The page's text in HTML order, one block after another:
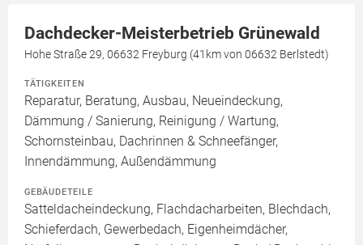
Dachdecker-Meisterbetrieb Grünewald
Hohe Straße 29, 06632 Freyburg (41km von 06632 Berlstedt)
TÄTIGKEITEN
Reparatur, Beratung, Ausbau, Neueindeckung,
Dämmung / Sanierung, Reinigung / Wartung,
Schornsteinbau, Dachrinnen & Schneefänger,
Innendämmung, Außendämmung
GEBÄUDETEILE
Satteldacheindeckung, Flachdacharbeiten, Blechdach,
Schieferdach, Gewerbedach, Eigenheimdächer,